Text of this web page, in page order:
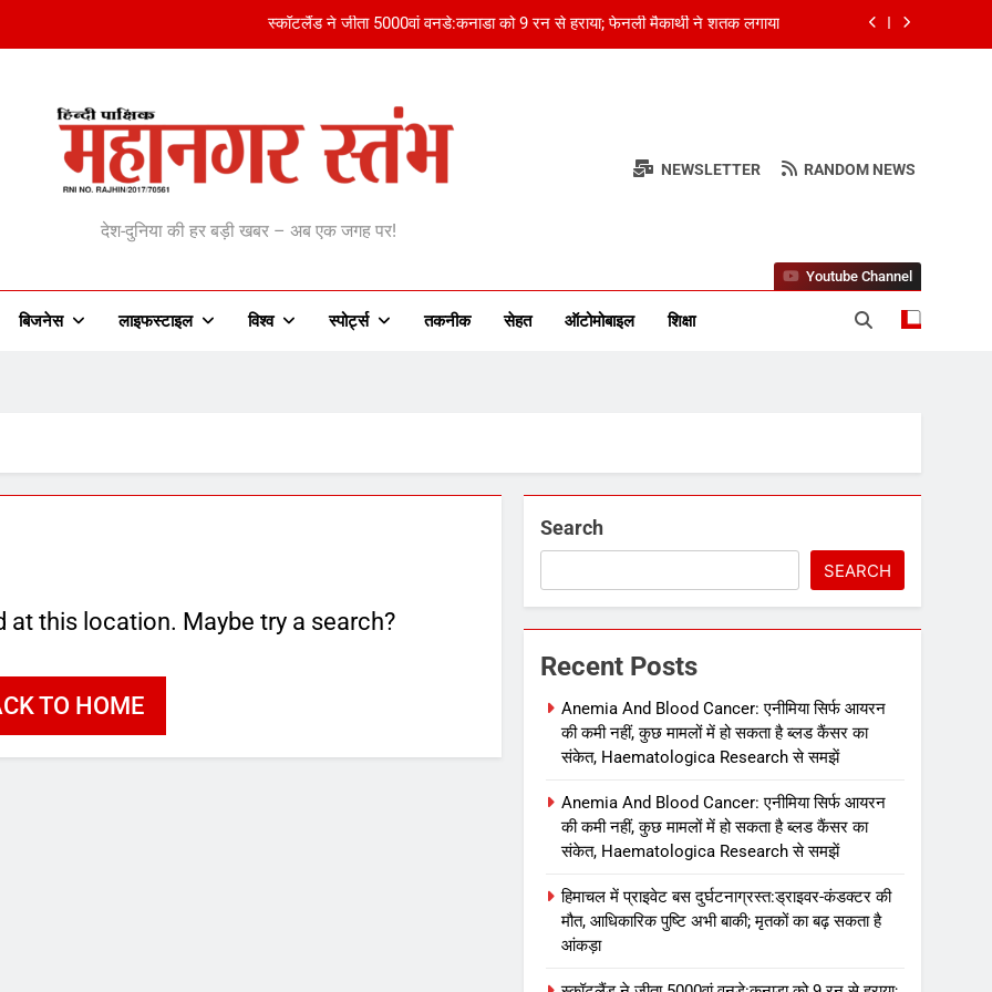
स्कॉटलैंड ने जीता 5000वां वनडे:कनाडा को 9 रन से हराया; फेनली मैकार्थी ने शतक लगाया
And Blood Cancer: एनीमिया सिर्फ आयरन की कमी नहीं, कुछ मामलों में हो सकता है ब्लड कैंसर का संकेत, Haematologica
हिमाचल में प्राइवेट बस दुर्घटनाग्रस्त:ड्राइवर-कंडक्टर की मौत, आधिकारिक पुष्टि अभी बाकी; मृतकों का बढ़ सकता है आंकड़ा
Stambh | महानगर स्तंभ
देश-दुनिया की हर बड़ी खबर – अब एक जगह पर!
NEWSLETTER RANDOM NEWS
बिजनेस लाइफस्टाइल विश्व ‎स्पोर्ट्स तकनीक सेहत ऑटोमोबाइल शिक्षा
Youtube Channel
this location. Maybe try a search?
TO HOME
Search
SEARCH
Recent Posts
Anemia And Blood Cancer: एनीमिया सिर्फ आयरन
की कमी नहीं, कुछ मामलों में हो सकता है ब्लड कैंसर का
संकेत, Haematologica Research से समझें
Anemia And Blood Cancer: एनीमिया सिर्फ आयरन
की कमी नहीं, कुछ मामलों में हो सकता है ब्लड कैंसर का
संकेत, Haematologica Research से समझें
हिमाचल में प्राइवेट बस दुर्घटनाग्रस्त:ड्राइवर-कंडक्टर की
मौत, आधिकारिक पुष्टि अभी बाकी; मृतकों का बढ़ सकता है
आंकड़ा